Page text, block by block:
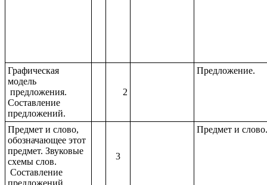
Графическая
модель
предложения.
Составление
предложений.
2
Предложение.
Предмет и слово,
обозначающее этот
предмет. Звуковые
схемы слов.
Составление
предложений.
3
Предмет и слово.